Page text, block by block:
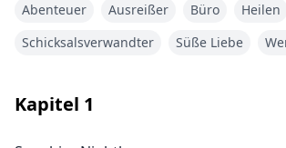
Vielleicht ist sie entkommen, aber sie
eine Gefangene. Sie hat immer noch
sein, aber es gibt stärkere
Abenteuer Ausreißer Büro Heilen
Schicksalsverwandter
Süße Liebe
Kapitel 1